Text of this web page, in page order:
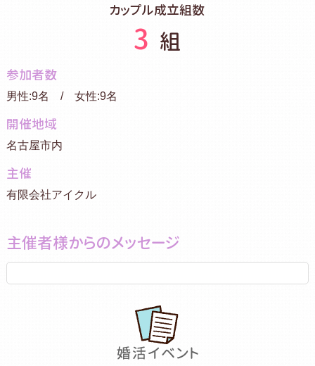
カップル成立組数
3 組
参加者数
男性:9名 / 女性:9名
開催地域
名古屋市内
主催
有限会社アイクル
主催者様からのメッセージ